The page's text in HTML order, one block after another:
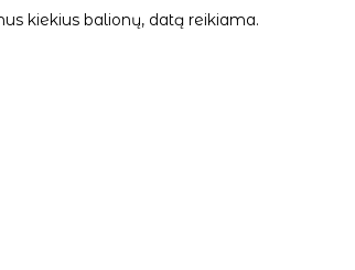
kiekius balionų, datą reikiama.